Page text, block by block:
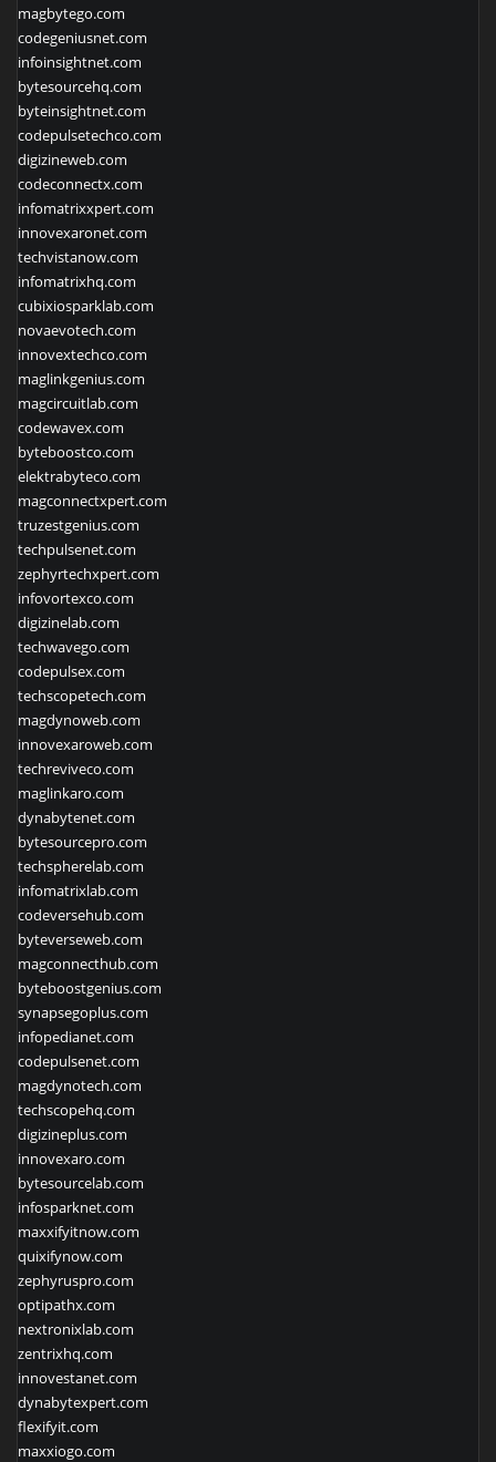
magbytego.com
codegeniusnet.com
infoinsightnet.com
bytesourcehq.com
byteinsightnet.com
codepulsetechco.com
digizineweb.com
codeconnectx.com
infomatrixxpert.com
innovexaronet.com
techvistanow.com
infomatrixhq.com
cubixiosparklab.com
novaevotech.com
innovextechco.com
maglinkgenius.com
magcircuitlab.com
codewavex.com
byteboostco.com
elektrabyteco.com
magconnectxpert.com
truzestgenius.com
techpulsenet.com
zephyrtechxpert.com
infovortexco.com
digizinelab.com
techwavego.com
codepulsex.com
techscopetech.com
magdynoweb.com
innovexaroweb.com
techreviveco.com
maglinkaro.com
dynabytenet.com
bytesourcepro.com
techspherelab.com
infomatrixlab.com
codeversehub.com
byteverseweb.com
magconnecthub.com
byteboostgenius.com
synapsegoplus.com
infopedianet.com
codepulsenet.com
magdynotech.com
techscopehq.com
digizineplus.com
innovexaro.com
bytesourcelab.com
infosparknet.com
maxxifyitnow.com
quixifynow.com
zephyruspro.com
optipathx.com
nextronixlab.com
zentrixhq.com
innovestanet.com
dynabytexpert.com
flexifyit.com
maxxiogo.com